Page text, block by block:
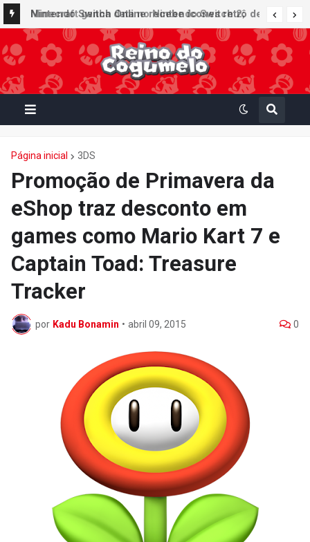
Nintendo Switch Online recebe ícones retrô de
Mario Paint (SNES) e Mario Kart: Super Circuit
(GBA)
Página inicial 3DS
Promoção de Primavera da
eShop traz desconto em
games como Mario Kart 7 e
Captain Toad: Treasure
Tracker
por Kadu Bonamin • abril 09, 2015 0